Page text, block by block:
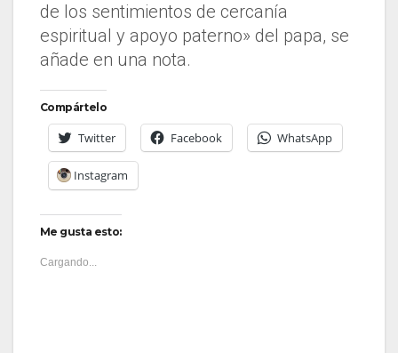
de los sentimientos de cercanía
espiritual y apoyo paterno» del papa, se
añade en una nota.
Compártelo
Twitter Facebook WhatsApp
Instagram
Me gusta esto:
Cargando...